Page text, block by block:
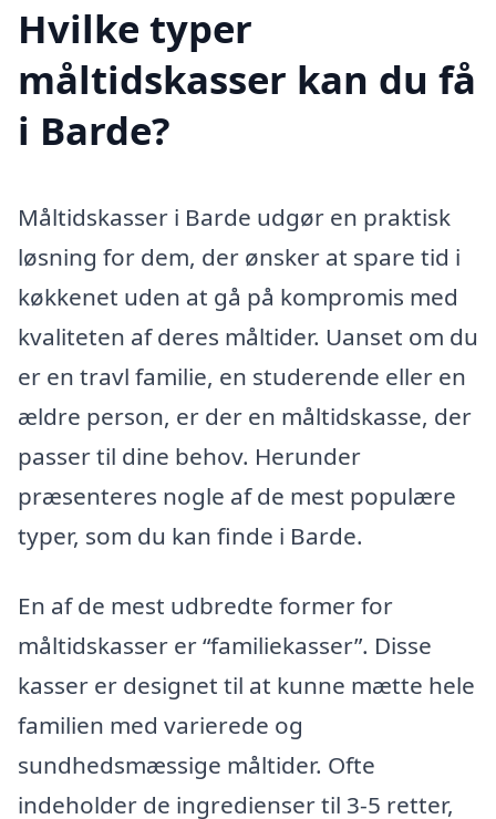
Hvilke typer
måltidskasser kan du få
i Barde?
Måltidskasser i Barde udgør en praktisk
løsning for dem, der ønsker at spare tid i
køkkenet uden at gå på kompromis med
kvaliteten af deres måltider. Uanset om du
er en travl familie, en studerende eller en
ældre person, er der en måltidskasse, der
passer til dine behov. Herunder
præsenteres nogle af de mest populære
typer, som du kan finde i Barde.
En af de mest udbredte former for
måltidskasser er “familiekasser”. Disse
kasser er designet til at kunne mætte hele
familien med varierede og
sundhedsmæssige måltider. Ofte
indeholder de ingredienser til 3-5 retter,